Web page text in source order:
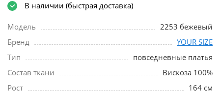
В наличии (быстрая доставка)
Модель
2253 бежевый
Бренд
YOUR SIZE
Тип
повседневные платья
Состав ткани
Вискоза 100%
Рост
164 см